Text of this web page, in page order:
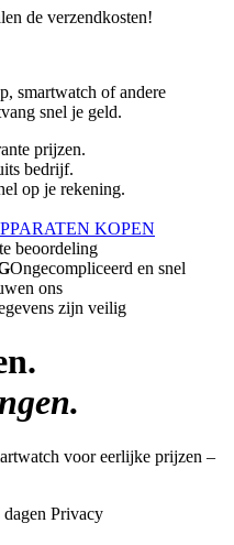
de verzendkosten!
smartwatch of andere
snel je geld.
prijzen.
bedrijf.
op je rekening.
KOPEN
beoordeling
Ongecompliceerd en snel
ons
zijn veilig
voor eerlijke prijzen –
Privacy